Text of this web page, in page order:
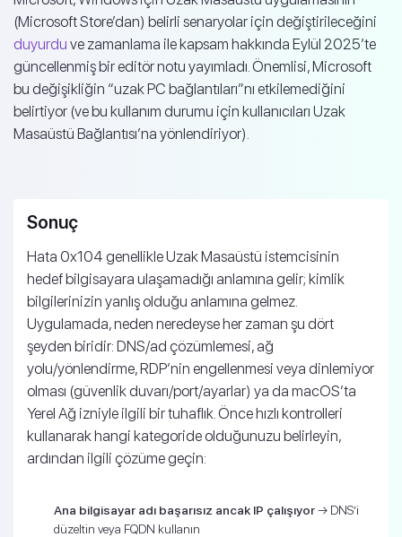
(Microsoft Store’dan) belirli senaryolar için değiştirileceğini
duyurdu ve zamanlama ile kapsam hakkında Eylül 2025’te
güncellenmiş bir editör notu yayımladı. Önemlisi, Microsoft
bu değişikliğin “uzak PC bağlantıları”nı etkilemediğini
belirtiyor (ve bu kullanım durumu için kullanıcıları Uzak
Masaüstü Bağlantısı’na yönlendiriyor).
Sonuç
Hata 0x104 genellikle Uzak Masaüstü istemcisinin
hedef bilgisayara ulaşamadığı anlamına gelir; kimlik
bilgilerinizin yanlış olduğu anlamına gelmez.
Uygulamada, neden neredeyse her zaman şu dört
şeyden biridir: DNS/ad çözümlemesi, ağ
yolu/yönlendirme, RDP’nin engellenmesi veya dinlemiyor
olması (güvenlik duvarı/port/ayarlar) ya da macOS’ta
Yerel Ağ izniyle ilgili bir tuhaflık. Önce hızlı kontrolleri
kullanarak hangi kategoride olduğunuzu belirleyin,
ardından ilgili çözüme geçin:
Ana bilgisayar adı başarısız ancak IP çalışıyor→ DNS’i
düzeltin veya FQDN kullanın